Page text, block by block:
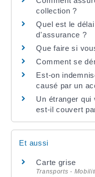
collection ?
Quel est le
d'assurance ?
Que faire si
Comment se
Est-on
causé par un
Un étranger qui
est-il couvert
Et aussi
Carte grise
Transports -